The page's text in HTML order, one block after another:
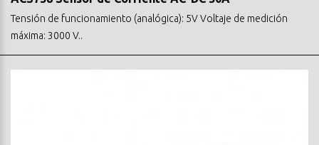
Tensión de funcionamiento (analógica): 5V Voltaje de medición
máxima: 3000 V..